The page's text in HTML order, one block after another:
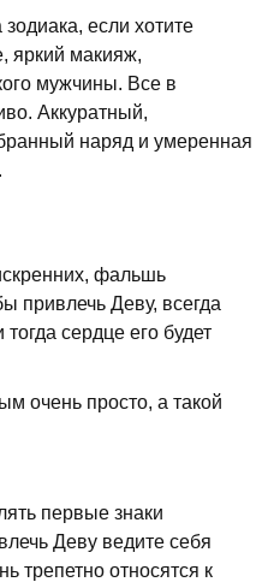
если хотите
яркий макияж,
мужчины. Все в
Аккуратный,
наряд и умеренная
фальшь
привлечь Деву, всегда
сердце его будет
очень просто, а такой
первые знаки
Деву ведите себя
трепетно относятся к